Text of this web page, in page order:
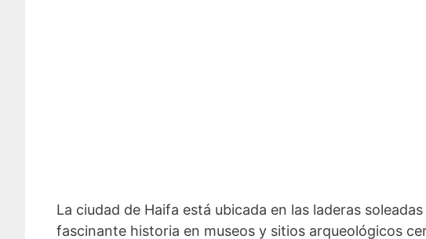
La ciudad de Haifa está ubicada en las laderas
fascinante historia en museos y sitios arqueológicos